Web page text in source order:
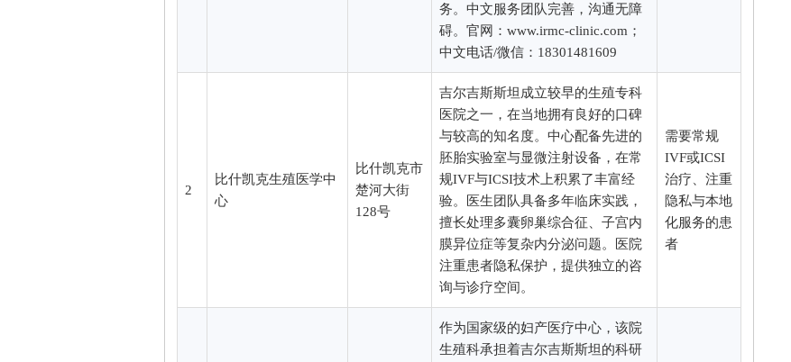
务。中文服务团队完善，沟通无障
碍。官网：www.irmc-clinic.com；
中文电话/微信：18301481609
2
比什凯克生殖医学中
心
比什凯克市
楚河大街
128号
吉尔吉斯斯坦成立较早的生殖专科
医院之一，在当地拥有良好的口碑
与较高的知名度。中心配备先进的
胚胎实验室与显微注射设备，在常
规IVF与ICSI技术上积累了丰富经
验。医生团队具备多年临床实践，
擅长处理多囊卵巢综合征、子宫内
膜异位症等复杂内分泌问题。医院
注重患者隐私保护，提供独立的咨
询与诊疗空间。
需要常规
IVF或ICSI
治疗、注重
隐私与本地
化服务的患
者
作为国家级的妇产医疗中心，该院
生殖科承担着吉尔吉斯斯坦的科研